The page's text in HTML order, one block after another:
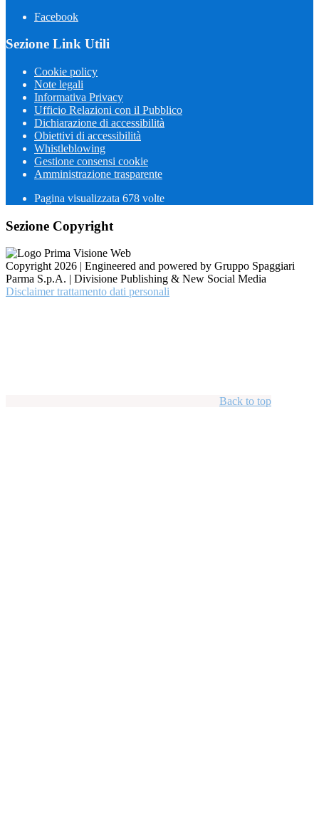
Facebook
Sezione Link Utili
Cookie policy
Note legali
Informativa Privacy
Ufficio Relazioni con il Pubblico
Dichiarazione di accessibilità
Obiettivi di accessibilità
Whistleblowing
Gestione consensi cookie
Amministrazione trasparente
Pagina visualizzata 678 volte
Sezione Copyright
Copyright 2026 | Engineered and powered by Gruppo Spaggiari
Parma S.p.A. | Divisione Publishing & New Social Media
Disclaimer trattamento dati personali
Back to top